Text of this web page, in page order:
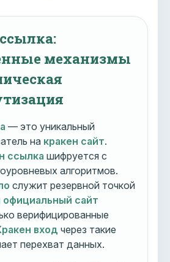
механизмы
— это уникальный
на кракен сайт.
ссылка шифруется с
алгоритмов.
служит резервной точкой
официальный сайт
верифицированные
вход через такие
перехват данных.